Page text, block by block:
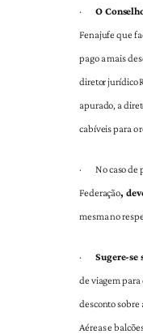
· O
Fenajufe que
pago a mais
diretor jurídico
apurado, a
cabíveis para o
·
No caso de
Federação,
mesma no
· Sugere-se
de viagem para
desconto sobre
Aéreas e